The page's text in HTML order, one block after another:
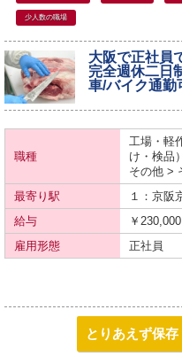
少人数の職場
大阪で正社員
完全週休二日
車/バイク通勤
職種
工場・軽
け・検品
その他 >
最寄り駅
１：京阪
給与
￥
雇用形態
正社員
とりあえず保存